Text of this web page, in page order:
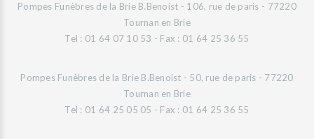
Pompes Funèbres de la Brie B.Benoist - 106, rue de paris - 77220
Tournan en Brie
Tel : 01 64 07 10 53 - Fax : 01 64 25 36 55
Pompes Funèbres de la Brie B.Benoist - 50, rue de paris - 77220
Tournan en Brie
Tel : 01 64 25 05 05 - Fax : 01 64 25 36 55